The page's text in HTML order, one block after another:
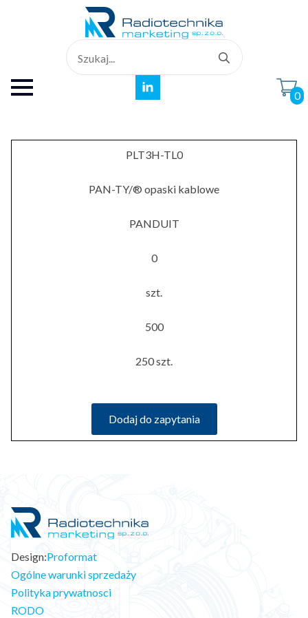
for:
0
PLT3H-TL0
PAN-TY/® opaski kablowe
PANDUIT
0
szt.
500
250 szt.
Dodaj do zapytania
Design:Proformat
Ogólne warunki sprzedaży
Polityka prywatnosci
RODO